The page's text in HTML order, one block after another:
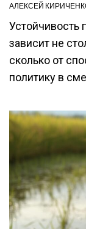
АЛЕКСЕЙ
Устойчивость
зависит не
сколько от
политику в